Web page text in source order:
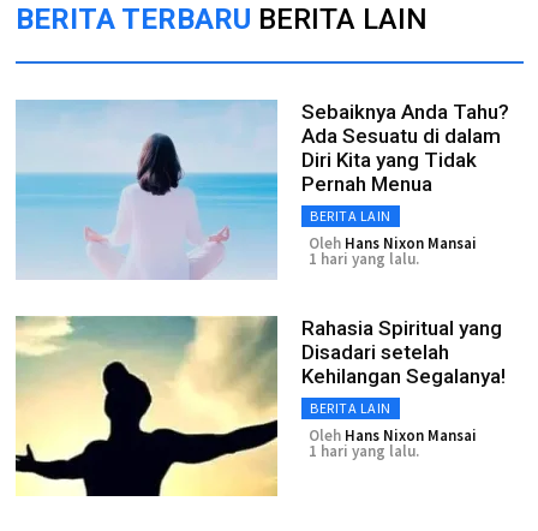
BERITA TERBARU BERITA LAIN
Sebaiknya Anda Tahu?
Ada Sesuatu di dalam
Diri Kita yang Tidak
Pernah Menua
BERITA LAIN
Oleh Hans Nixon Mansai
1 hari yang lalu.
Rahasia Spiritual yang
Disadari setelah
Kehilangan Segalanya!
BERITA LAIN
Oleh Hans Nixon Mansai
1 hari yang lalu.